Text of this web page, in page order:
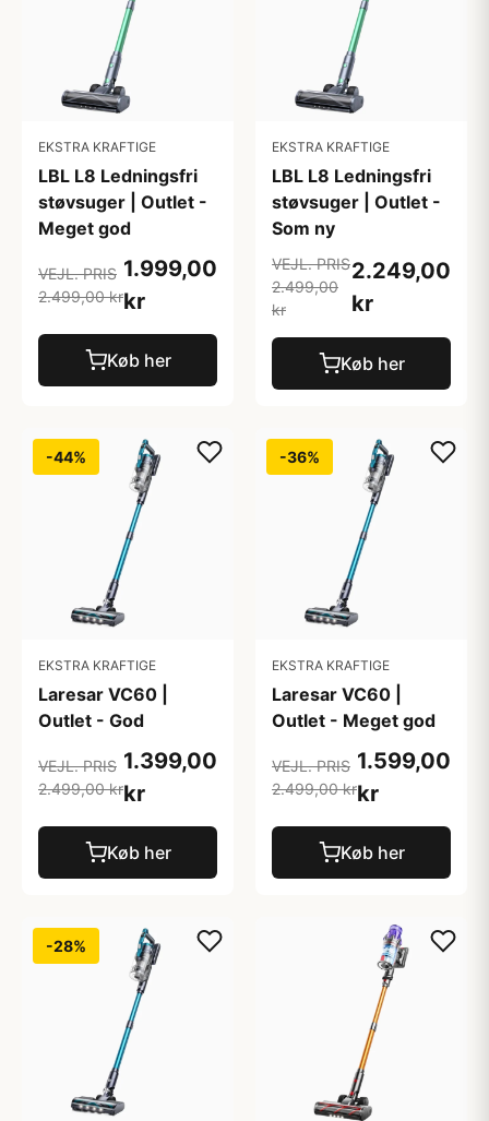
EKSTRA KRAFTIGE
LBL L8 Ledningsfri
støvsuger | Outlet -
Meget god
VEJL. PRIS
2.499,00 kr
1.999,00
kr
Køb her
EKSTRA KRAFTIGE
LBL L8 Ledningsfri
støvsuger | Outlet -
Som ny
VEJL. PRIS
2.499,00
kr
2.249,00
kr
Køb her
-44%
EKSTRA KRAFTIGE
Laresar VC60 |
Outlet - God
VEJL. PRIS
2.499,00 kr
1.399,00
kr
Køb her
-36%
EKSTRA KRAFTIGE
Laresar VC60 |
Outlet - Meget god
VEJL. PRIS
2.499,00 kr
1.599,00
kr
Køb her
-28%